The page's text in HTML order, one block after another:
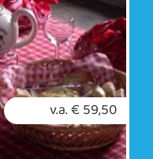
v.a. € 59,50